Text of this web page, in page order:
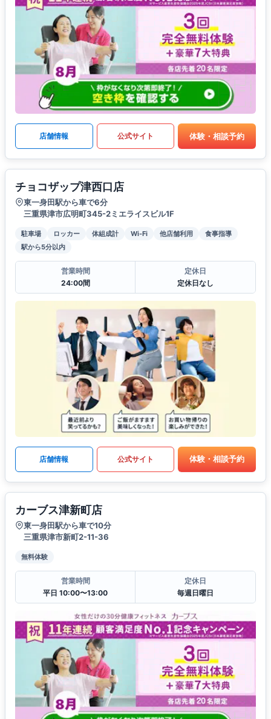
店舗情報 公式サイト 体験・相談予約
チョコザップ津西口店
東一身田駅から車で6分
三重県津市広明町345-2ミエライスビル1F
駐車場 ロッカー 体組成計 Wi-Fi 他店舗利用
食事指導
駅から5分以内
営業時間
24:00間
定休日
定休日なし
店舗情報 公式サイト 体験・相談予約
カーブス津新町店
東一身田駅から車で10分
三重県津市新町2-11-36
無料体験
営業時間
平日 10:00〜13:00
定休日
毎週日曜日